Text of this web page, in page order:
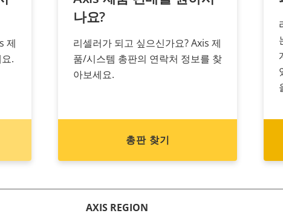
제
.
나요?
리셀러가 되고 싶으신가요? Axis 제
품/시스템 총판의 연락처 정보를 찾
아보세요.
총판 찾기
AXIS REGION